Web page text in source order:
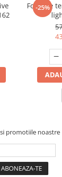
-25%
Fond de
promotiile noastre